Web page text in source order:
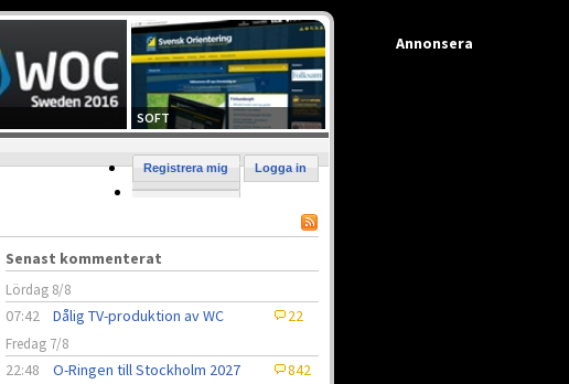
SOFT
Logga in
Registrera mig
Senast kommenterat
Lördag 8/8
07:42 Dålig TV-produktion av WC 22
Fredag 7/8
22:48 O-Ringen till Stockholm 2027
842
Annonsera